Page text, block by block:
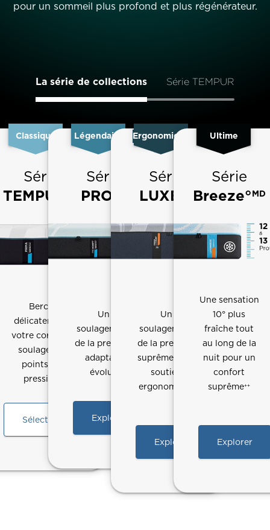
pour un sommeil plus profond et plus régénérateur.
La série de collections Série TEMPUR
Classique
Série
TEMPUR
Berce
délicatement
votre corps et
soulage les
points de
pression
Sélectionné
Légendaire
Série
PRO
Un
soulagement
de la pression
adaptatif
évolué
Explorer
Ergonomique
Série
LUXE
Un
soulagement
de la pression
suprême avec
soutien
ergonomique
Explorer
Ultime
Série
Breeze°MD
Une sensation
10° plus
fraîche tout
au long de la
nuit pour un
confort
suprême++
Explorer